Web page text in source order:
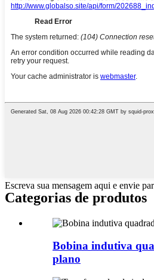
Escreva sua mensagem aqui e envie
Categorias de produtos
Bobina indutiva
plano